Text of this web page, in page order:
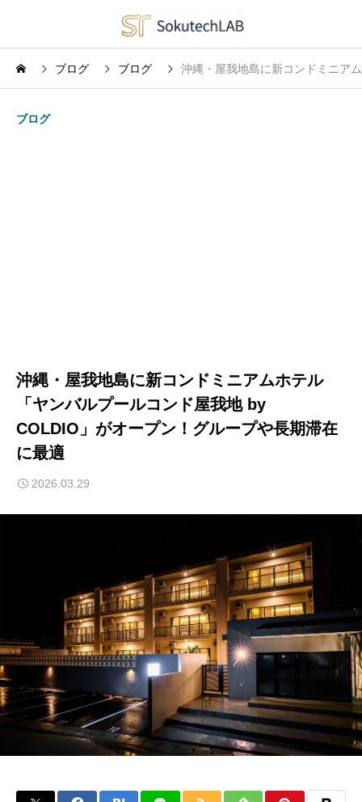
ブログ ブログ 沖縄・屋我地島に新コンドミニア
ブログ
沖縄・屋我地島に新コンドミニアムホテル
「ヤンバルプールコンド屋我地 by
COLDIO」がオープン！グループや長期滞在
に最適
2026.03.29